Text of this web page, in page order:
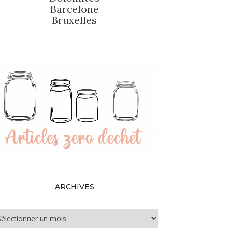
Barcelone
Bruxelles
ARCHIVES